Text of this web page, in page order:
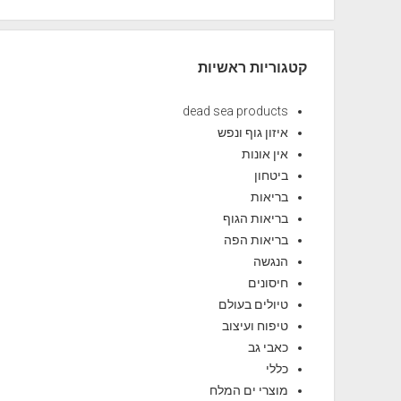
קטגוריות ראשיות
dead sea products
איזון גוף ונפש
אין אונות
ביטחון
בריאות
בריאות הגוף
בריאות הפה
הנגשה
חיסונים
טיולים בעולם
טיפוח ועיצוב
כאבי גב
כללי
מוצרי ים המלח